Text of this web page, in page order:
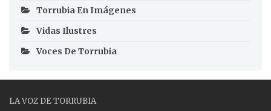
Torrubia En Imágenes
Vidas Ilustres
Voces De Torrubia
LA VOZ DE TORRUBIA